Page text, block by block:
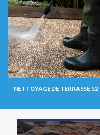
NETTOYAGE DE TERRASSE 52